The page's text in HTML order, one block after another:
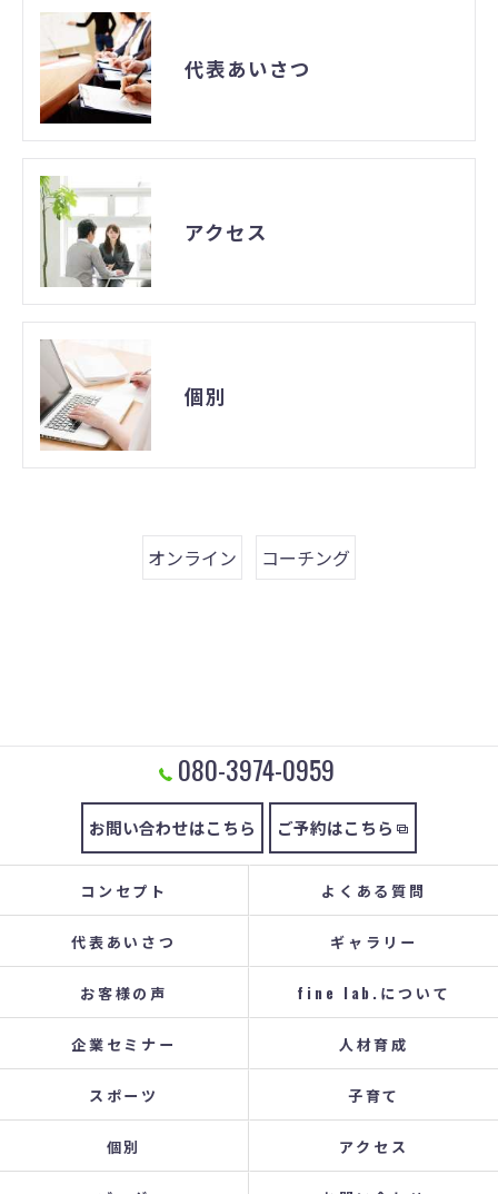
代表あいさつ
アクセス
個別
オンライン コーチング
080-3974-0959
お問い合わせはこちら ご予約はこちら
コンセプト よくある質問
代表あいさつ ギャラリー
お客様の声 fine lab.について
企業セミナー 人材育成
スポーツ 子育て
個別 アクセス